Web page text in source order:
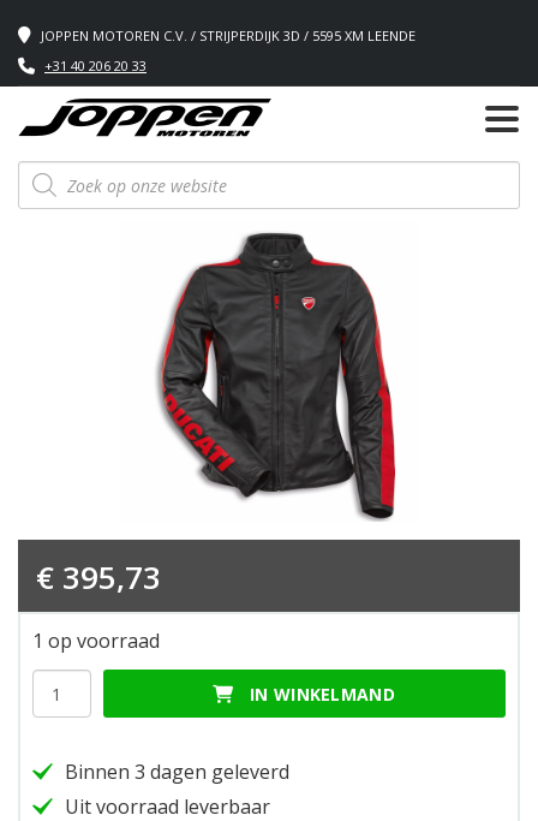
JOPPEN MOTOREN C.V. / STRIJPERDIJK 3D / 5595 XM LEENDE
+31 40 206 20 33
Producten
zoeken
€ 395,73
1 op voorraad
Leath.
jacket
lady
40
IN WINKELMAND
Binnen 3 dagen geleverd
Uit voorraad leverbaar